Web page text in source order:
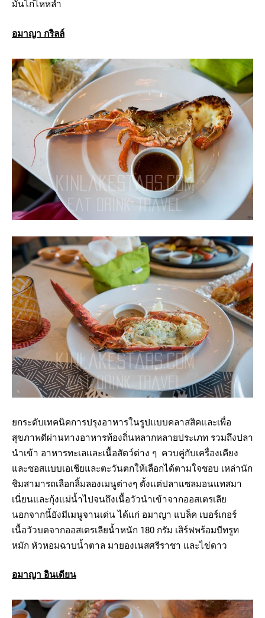
มันไก่ไหหลำ
อมาญา กริลล์
ยกระดับเทคนิคการปรุงอาหารในรูปแบบคลาสสิคและเพื่อ
สุขภาพดีผ่านทางอาหารท้องถิ่นหลากหลายประเภท รวมถึงปลา
นำเข้า อาหารทะเลและเนื้อสัตว์ต่าง ๆ ควบคู่กับเครื่องเคียง
และซอสแบบเอเชียและตะวันตกให้เลือกได้ตามใจชอบ เหล่านัก
ชิมสามารถเลือกลิ้มลองเมนูต่างๆ ตั้งแต่ปลาแซลมอนแทสมา
เนี่ยนและกุ้งแม่น้ำไปจนถึงเนื้อวัวนำเข้าจากออสเตรเลีย
นอกจากนี้ยังมีเมนูจานเด่น ได้แก่ อมาญา แบล็ค เบอร์เกอร์
เนื้อวัวบดจากออสเตรเลียน้ำหนัก 180 กรัม เสิร์ฟพร้อมบีทรูท
หมัก หัวหอมฉาบน้ำตาล มายองเนสศรีราชา และไข่ดาว
อมาญา อินเดียน